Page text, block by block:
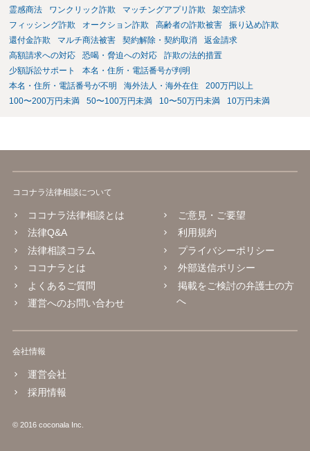
霊感商法
ワンクリック詐欺 マッチングアプリ詐欺
架空請求
フィッシング詐欺
オークション詐欺 高齢者の詐欺被害
振り込め詐欺
還付金詐欺
マルチ商法被害 契約解除・契約取消
返金請求
高額請求への対応
恐喝・脅迫への対応
詐欺の法的措置
少額訴訟サポート
本名・住所・電話番号が判明
本名・住所・電話番号が不明
海外法人・海外在住
200万円以上
100〜200万円未満
50〜100万円未満 10〜50万円未満 10万円未満
ココナラ法律相談について
ココナラ法律相談とは
法律Q&A
法律相談コラム
ココナラとは
よくあるご質問
運営へのお問い合わせ
ご意見・ご要望
利用規約
プライバシーポリシー
外部送信ポリシー
掲載をご検討の弁護士の方
へ
会社情報
運営会社
採用情報
© 2016 coconala Inc.